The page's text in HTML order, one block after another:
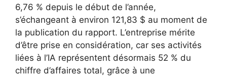
6,76 % depuis le début de l’année,
s’échangeant à environ 121,83 $ au moment de
la publication du rapport. L’entreprise mérite
d’être prise en considération, car ses activités
liées à l’IA représentent désormais 52 % du
chiffre d’affaires total, grâce à une